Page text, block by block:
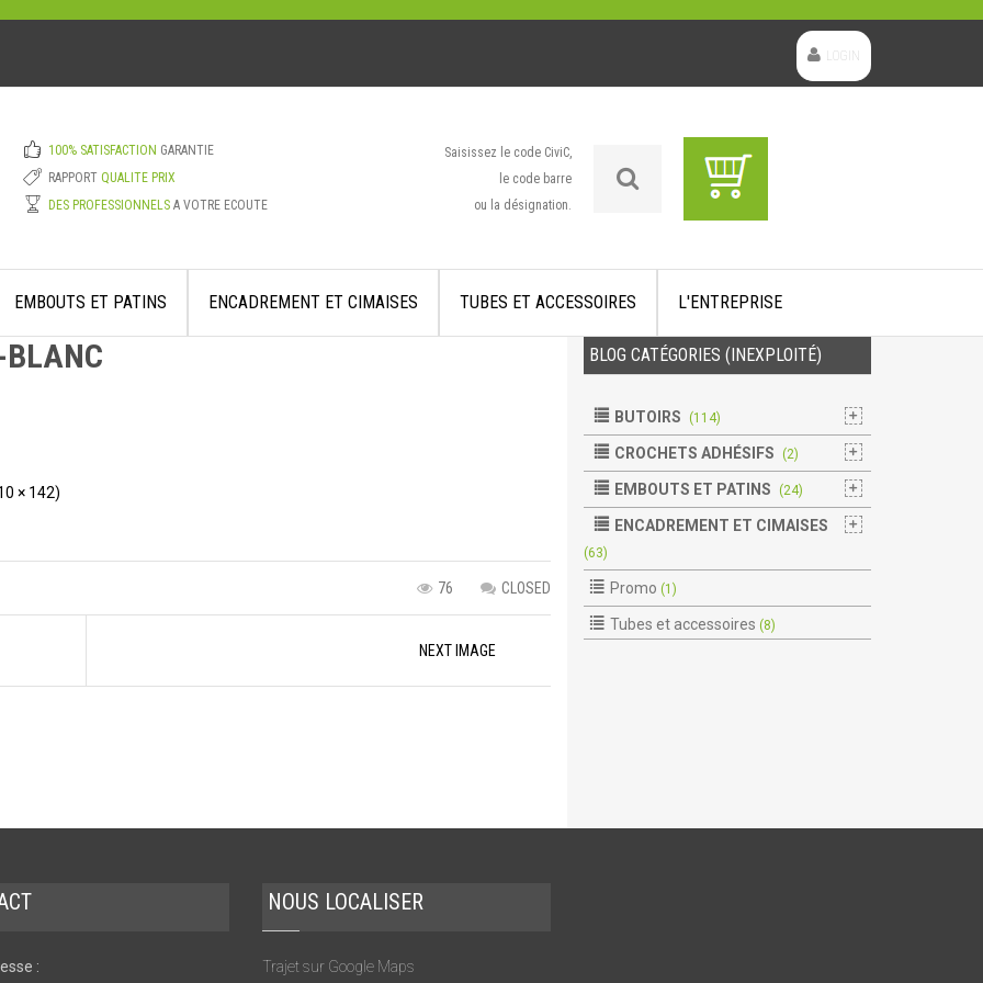
100% SATISFACTION GARANTIE
RAPPORT QUALITE PRIX
DES PROFESSIONNELSA VOTRE ECOUTE
Saisissez le code CiviC,
le code barre
ou la désignation.
EMBOUTS ET PATINS ENCADREMENT ET CIMAISES TUBES ET ACCESSOIRES L'ENTREPRISE
BLANC
× 142)
76 CLOSED
NEXT IMAGE
BLOG CATÉGORIES (INEXPLOITÉ)
BUTOIRS (114)
CROCHETS ADHÉSIFS (2)
EMBOUTS ET PATINS (24)
ENCADREMENT ET CIMAISES
(63)
Promo (1)
Tubes et accessoires (8)
:
NOUS LOCALISER
Trajet sur Google Maps